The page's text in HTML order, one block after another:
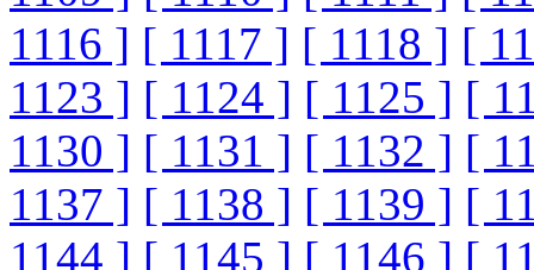
1116 ] [ 1117 ] [ 1118 ] [
1123 ] [ 1124 ] [ 1125 ] [
1130 ] [ 1131 ] [ 1132 ] [
1137 ] [ 1138 ] [ 1139 ] [
1144 ] [ 1145 ] [ 1146 ] [